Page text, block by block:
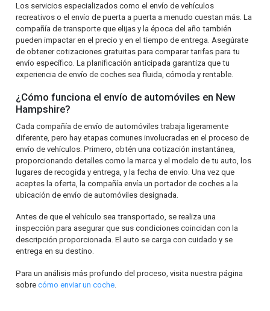
Los servicios especializados como el envío de vehículos
recreativos o el envío de puerta a puerta a menudo cuestan más. La
compañía de transporte que elijas y la época del año también
pueden impactar en el precio y en el tiempo de entrega. Asegúrate
de obtener cotizaciones gratuitas para comparar tarifas para tu
envío específico. La planificación anticipada garantiza que tu
experiencia de envío de coches sea fluida, cómoda y rentable.
¿Cómo funciona el envío de automóviles en New
Hampshire?
Cada compañía de envío de automóviles trabaja ligeramente
diferente, pero hay etapas comunes involucradas en el proceso de
envío de vehículos. Primero, obtén una cotización instantánea,
proporcionando detalles como la marca y el modelo de tu auto, los
lugares de recogida y entrega, y la fecha de envío. Una vez que
aceptes la oferta, la compañía envía un portador de coches a la
ubicación de envío de automóviles designada.
Antes de que el vehículo sea transportado, se realiza una
inspección para asegurar que sus condiciones coincidan con la
descripción proporcionada. El auto se carga con cuidado y se
entrega en su destino.
Para un análisis más profundo del proceso, visita nuestra página
sobrecómo enviar un coche